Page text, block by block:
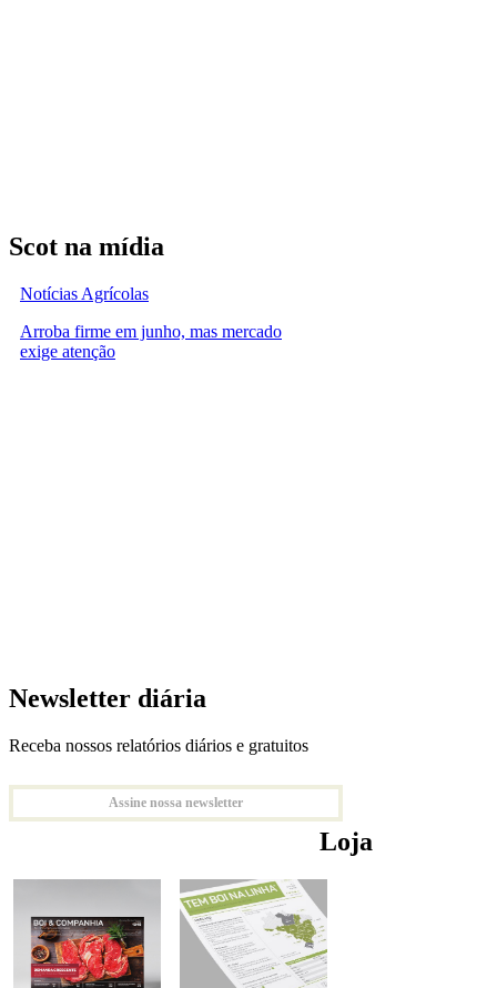
Scot na mídia
Notícias Agrícolas
Arroba firme em junho, mas mercado
exige atenção
Newsletter diária
Receba nossos relatórios diários e gratuitos
Assine nossa newsletter
Loja